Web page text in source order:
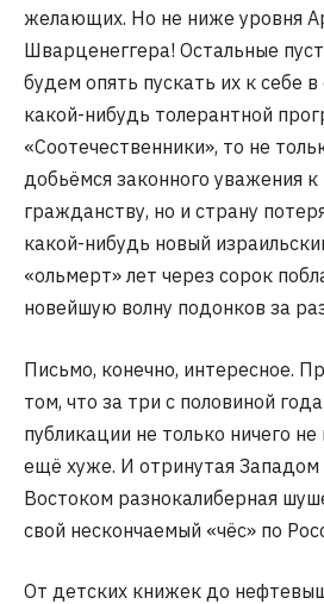
желающих. Но не ниже уровня
Шварценеггера! Остальные
будем опять пускать их к себе
какой-нибудь толерантной
«Соотечественники», то не
добьёмся законного уважения к
гражданству, но и страну
какой-нибудь новый
«ольмерт» лет через сорок
новейшую волну подонков за
Письмо, конечно, интересное.
том, что за три с половиной
публикации не только ничего
ещё хуже. И отринутая
Востоком разнокалиберная
свой нескончаемый «чёс» по
От детских книжек до